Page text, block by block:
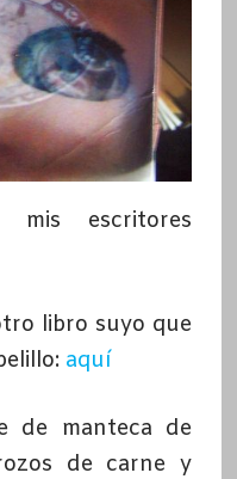
escritores
libro suyo que
aquí
de manteca de
de carne y